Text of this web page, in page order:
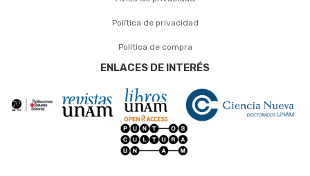
Política de privacidad
Política de compra
ENLACES DE INTERÉS